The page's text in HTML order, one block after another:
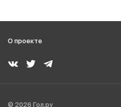
О проекте
© 2026 Гол.ру